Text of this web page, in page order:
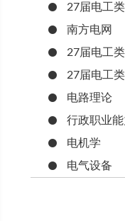
27届电工
南方电网
27届电工
27届电工
电路理论
行政职业
电机学
电气设备